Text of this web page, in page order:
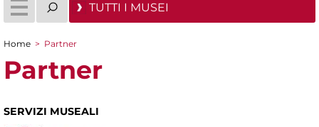
TUTTI I MUSEI
Tu sei qui
Home > Partner
Partner
SERVIZI MUSEALI